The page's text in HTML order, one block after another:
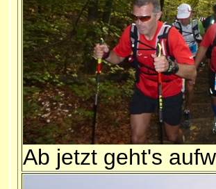
Ab jetzt geht's